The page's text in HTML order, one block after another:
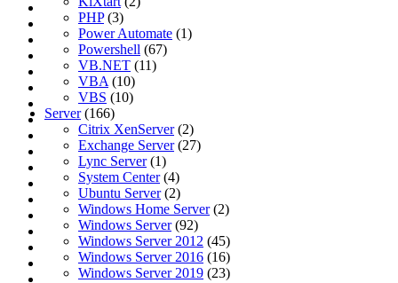
PHP(3)
Power Automate (1)
Powershell (67)
VB.NET (11)
VBA(10)
VBS (10)
Server(166)
Citrix XenServer(2)
Exchange Server(27)
Lync Server(1)
System Center(4)
Ubuntu Server(2)
Windows Home Server(2)
Windows Server(92)
Windows Server 2012 (45)
Windows Server 2016 (16)
Windows Server 2019 (23)